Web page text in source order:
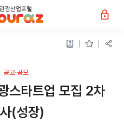
공고·공모
스타트업 모집 2차
(성장)